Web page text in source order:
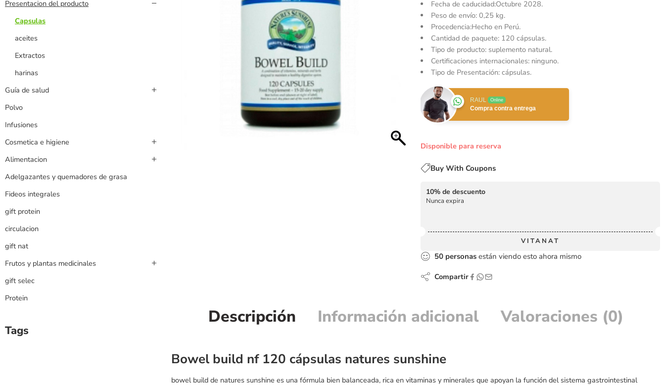
Fecha de caducidad:Octubre 2028.
Peso de envío:0,25 kg.
Procedencia:Hecho en Perú.
Cantidad de paquete: 120 cápsulas.
Tipo de producto: suplemento natural.
Certificaciones internacionales: ninguno.
Tipo de Presentación: cápsulas.
RAUL Online
Compra contra entrega
Disponible para reserva
Buy With Coupons
10% de descuento
Nunca expira
VITANAT
50 personas están viendo esto ahora mismo
Compartir
Descripción Información adicional Valoraciones (0)
Bowel build nf 120 cápsulas natures sunshine
bowel build de natures sunshine es una fórmula bien balanceada, rica en vitaminas y minerales que apoyan la función del sistema gastrointestinal
Presentacion del producto
Capsulas
aceites
Extractos
harinas
Guía de salud
Polvo
Infusiones
Cosmetica e higiene
Alimentacion
Adelgazantes y quemadores de grasa
Fideos integrales
gift protein
circulacion
gift nat
Frutos y plantas medicinales
gift selec
Protein
Tags